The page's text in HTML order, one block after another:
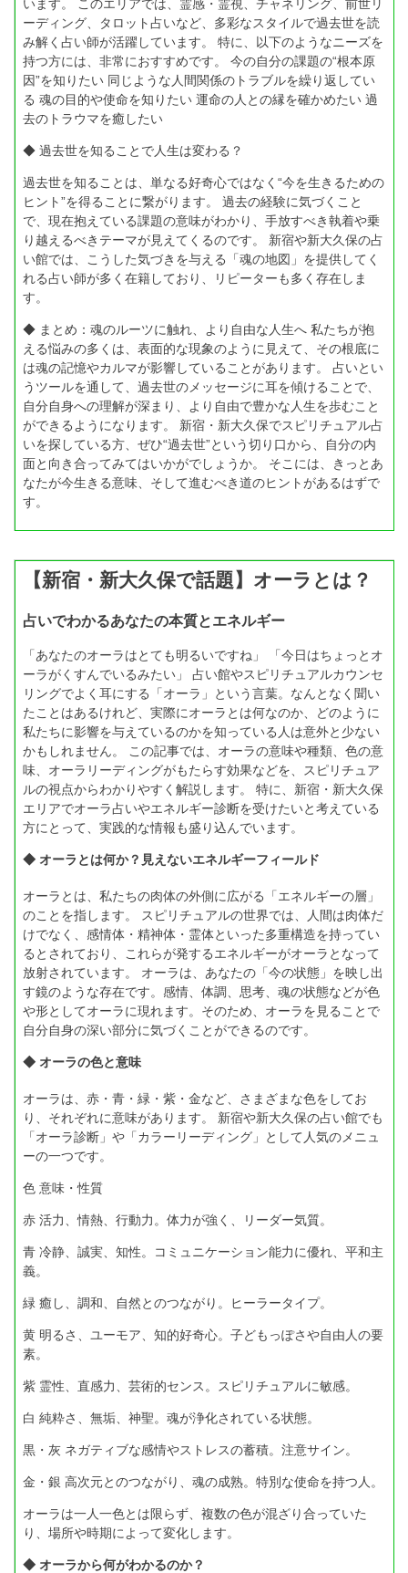
います。 このエリアでは、霊感・霊視、チャネリング、前世リ
ーディング、タロット占いなど、多彩なスタイルで過去世を読
み解く占い師が活躍しています。 特に、以下のようなニーズを
持つ方には、非常におすすめです。 今の自分の課題の“根本原
因”を知りたい 同じような人間関係のトラブルを繰り返してい
る 魂の目的や使命を知りたい 運命の人との縁を確かめたい 過
去のトラウマを癒したい
◆ 過去世を知ることで人生は変わる？
過去世を知ることは、単なる好奇心ではなく“今を生きるための
ヒント”を得ることに繋がります。 過去の経験に気づくこと
で、現在抱えている課題の意味がわかり、手放すべき執着や乗
り越えるべきテーマが見えてくるのです。 新宿や新大久保の占
い館では、こうした気づきを与える「魂の地図」を提供してく
れる占い師が多く在籍しており、リピーターも多く存在しま
す。
◆ まとめ：魂のルーツに触れ、より自由な人生へ 私たちが抱
える悩みの多くは、表面的な現象のように見えて、その根底に
は魂の記憶やカルマが影響していることがあります。 占いとい
うツールを通して、過去世のメッセージに耳を傾けることで、
自分自身への理解が深まり、より自由で豊かな人生を歩むこと
ができるようになります。 新宿・新大久保でスピリチュアル占
いを探している方、ぜひ“過去世”という切り口から、自分の内
面と向き合ってみてはいかがでしょうか。 そこには、きっとあ
なたが今生きる意味、そして進むべき道のヒントがあるはずで
す。
【新宿・新大久保で話題】オーラとは？
占いでわかるあなたの本質とエネルギー
「あなたのオーラはとても明るいですね」 「今日はちょっとオ
ーラがくすんでいるみたい」 占い館やスピリチュアルカウンセ
リングでよく耳にする「オーラ」という言葉。なんとなく聞い
たことはあるけれど、実際にオーラとは何なのか、どのように
私たちに影響を与えているのかを知っている人は意外と少ない
かもしれません。 この記事では、オーラの意味や種類、色の意
味、オーラリーディングがもたらす効果などを、スピリチュア
ルの視点からわかりやすく解説します。 特に、新宿・新大久保
エリアでオーラ占いやエネルギー診断を受けたいと考えている
方にとって、実践的な情報も盛り込んでいます。
◆ オーラとは何か？見えないエネルギーフィールド
オーラとは、私たちの肉体の外側に広がる「エネルギーの層」
のことを指します。 スピリチュアルの世界では、人間は肉体だ
けでなく、感情体・精神体・霊体といった多重構造を持ってい
るとされており、これらが発するエネルギーがオーラとなって
放射されています。 オーラは、あなたの「今の状態」を映し出
す鏡のような存在です。感情、体調、思考、魂の状態などが色
や形としてオーラに現れます。そのため、オーラを見ることで
自分自身の深い部分に気づくことができるのです。
◆ オーラの色と意味
オーラは、赤・青・緑・紫・金など、さまざまな色をしてお
り、それぞれに意味があります。 新宿や新大久保の占い館でも
「オーラ診断」や「カラーリーディング」として人気のメニュ
ーの一つです。
色 意味・性質
赤 活力、情熱、行動力。体力が強く、リーダー気質。
青 冷静、誠実、知性。コミュニケーション能力に優れ、平和主
義。
緑 癒し、調和、自然とのつながり。ヒーラータイプ。
黄 明るさ、ユーモア、知的好奇心。子どもっぽさや自由人の要
素。
紫 霊性、直感力、芸術的センス。スピリチュアルに敏感。
白 純粋さ、無垢、神聖。魂が浄化されている状態。
黒・灰 ネガティブな感情やストレスの蓄積。注意サイン。
金・銀 高次元とのつながり、魂の成熟。特別な使命を持つ人。
オーラは一人一色とは限らず、複数の色が混ざり合っていた
り、場所や時期によって変化します。
◆ オーラから何がわかるのか？